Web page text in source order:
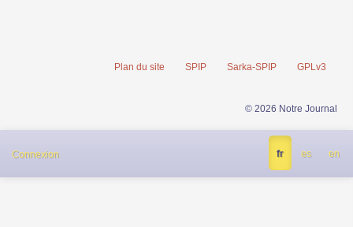
Plan du site SPIP Sarka-SPIP GPLv3
© 2026 Notre Journal
Connexion fr es en